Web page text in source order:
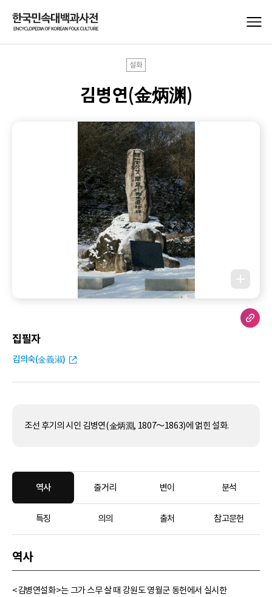
설화
김병연(金炳渊)
집필자
김의숙(金義淑)
조선 후기의 시인 김병연(金炳淵, 1807～1863)에 얽힌 설화.
역사 줄거리 변이 분석
특징 의의 출처 참고문헌
역사
<김병연설화>는 그가 스무 살 때 강원도 영월군 동헌에서 실시한